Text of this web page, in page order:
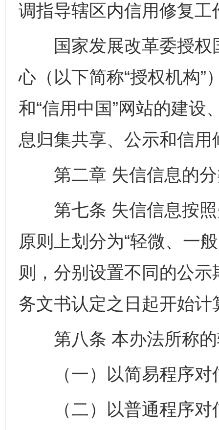
调指导辖区内信用修复工
国家发展改革委授权
心（以下简称“授权机构”
和“信用中国”网站的建设
息归集共享、公示和信用
第二章 失信信息的分
第七条 失信信息按照
原则上划分为“轻微、一
则，分别设置不同的公
务文书认定之日起开始计
第八条 本办法所称的
（一）以简易程序对
（二）以普通程序对